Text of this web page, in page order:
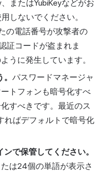
またはYubiKeyなどがお
しないでください。
の電話番号が攻撃者の
証コードが盗まれま
うに発生しています。
パスワードマネージャ
トフォンも暗号化すべ
すべきです。最近のス
ればデフォルトで暗号化
で保管してください。
は24個の単語が表示さ